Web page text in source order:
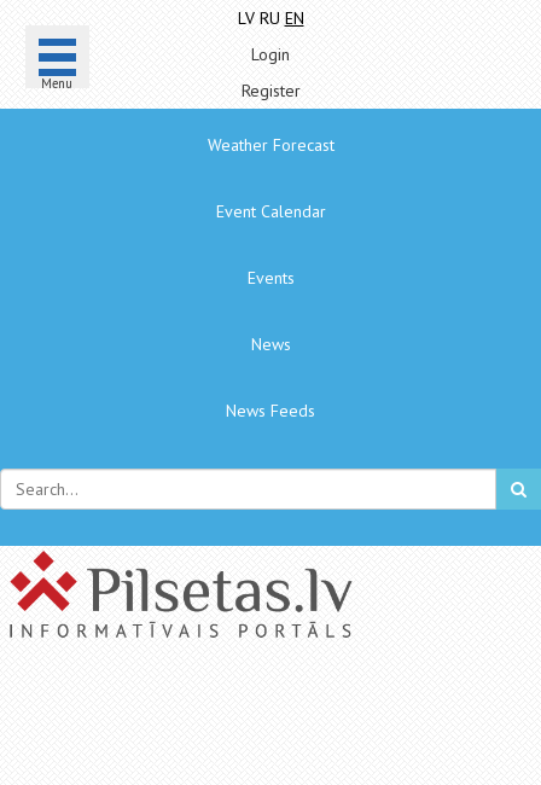
Menu
LV RU EN
Login
Register
Weather Forecast
Event Calendar
Events
News
News Feeds